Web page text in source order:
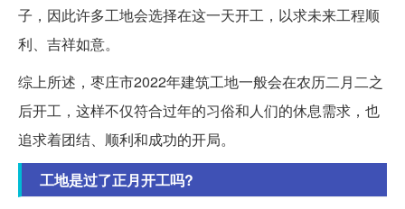
子，因此许多工地会选择在这一天开工，以求未来工程顺
利、吉祥如意。
综上所述，枣庄市2022年建筑工地一般会在农历二月二之
后开工，这样不仅符合过年的习俗和人们的休息需求，也
追求着团结、顺利和成功的开局。
工地是过了正月开工吗?